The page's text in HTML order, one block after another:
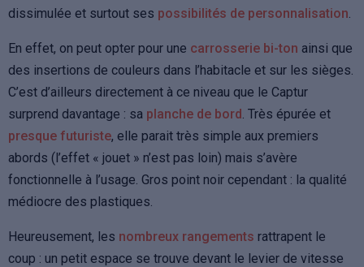
dissimulée et surtout ses possibilités de personnalisation
En effet, on peut opter pour une carrosserie bi-ton ainsi que
des insertions de couleurs dans l’habitacle et sur les sièges.
C’est d’ailleurs directement à ce niveau que le Captur
surprend davantage : sa planche de bord . Très épurée et
presque futuriste, elle parait très simple aux premiers
abords (l’effet « jouet » n’est pas loin) mais s’avère
fonctionnelle à l’usage. Gros point noir cependant : la qualité
médiocre des plastiques.
Heureusement, les nombreux rangements rattrapent le
coup : un petit espace se trouve devant le levier de vitesse